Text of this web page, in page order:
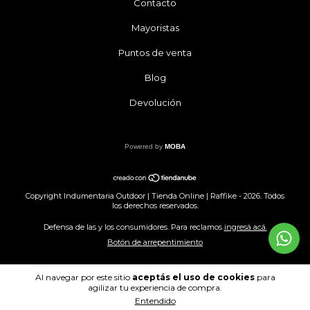
Al navegar por este sitio aceptás el uso de cookiespara
agilizar tu experiencia de compra.
Entendido
Contacto
Mayoristas
Puntos de venta
Blog
Devolución
Powered by MOBA
Copyright Indumentaria Outdoor | Tienda Online | Raffike - 2026. Todos
los derechos reservados.
Defensa de las y los consumidores. Para reclamos ingresá acá.
Botón de arrepentimiento